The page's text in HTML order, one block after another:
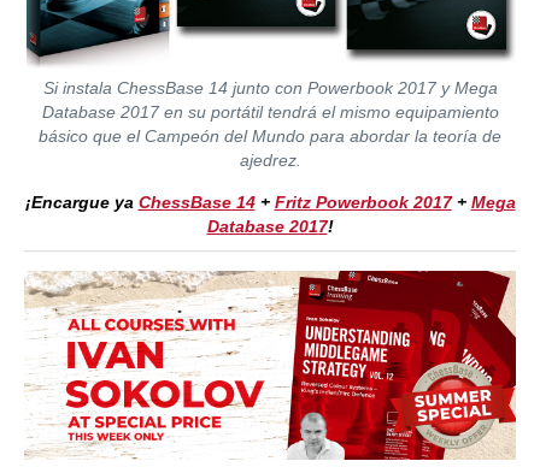
Si instala ChessBase 14 junto con Powerbook 2017 y Mega
Database 2017 en su portátil tendrá el mismo equipamiento
básico que el Campeón del Mundo para abordar la teoría de
ajedrez.
¡Encargue ya ChessBase 14+ Fritz Powerbook 2017+ Mega
Database 2017!